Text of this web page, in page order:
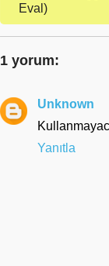
Eval)
1 yorum:
Unknown
Yanıtla